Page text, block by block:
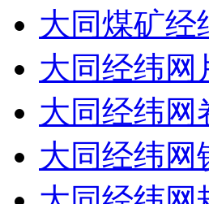
大同煤矿经
大同经纬网
大同经纬网
大同经纬网